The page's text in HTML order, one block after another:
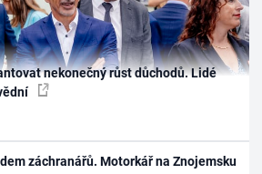
nekonečný růst důchodů. Lidé
záchranářů. Motorkář na Znojemsku